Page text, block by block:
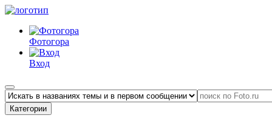
Фотогора
Вход
Категории